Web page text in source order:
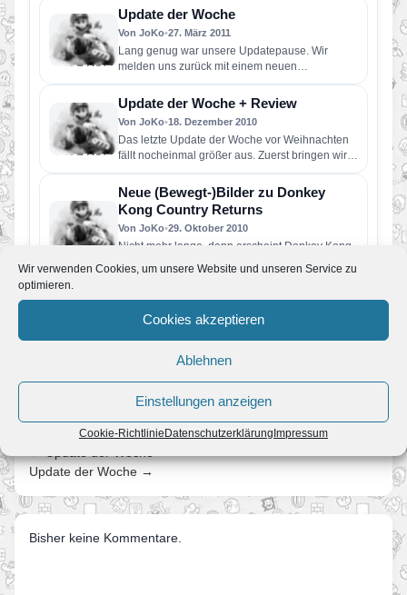
Wir verwenden Cookies, um unsere Website und unseren Service zu
optimieren.
Cookies akzeptieren
Ablehnen
Einstellungen anzeigen
Cookie-RichtlinieDatenschutzerklärungImpressum
Update der Woche
Von JoKo•27. März 2011
Lang genug war unsere Updatepause. Wir
melden uns zurück mit einem neuen
Lösungsabschnitt zu Donkey Kong Country
Returns.…
Update der Woche + Review
Von JoKo•18. Dezember 2010
Das letzte Update der Woche vor Weihnachten
fällt nocheinmal größer aus. Zuerst bringen wir
unsere Lösung für die…
Neue (Bewegt-)Bilder zu Donkey
Kong Country Returns
Von JoKo•29. Oktober 2010
Nicht mehr lange, dann erscheint Donkey Kong
Country Returns in Nordamerika. Nintendo of
America hat deswegen heute neue…
Weitere Informationen zu Donkey
Kong Country Returns
Wieder gibt es eine Menge neuer Informationen
zu Donkey Kong Country Returns. Neben Scans
zur aktuellen Nintendo Power…
Update der Woche →
Bisher keine Kommentare.